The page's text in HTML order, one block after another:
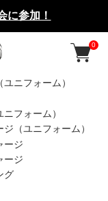
に参加！
0
ニフォーム）
フォーム）
（ユニフォーム）
ージ
ージ
グ